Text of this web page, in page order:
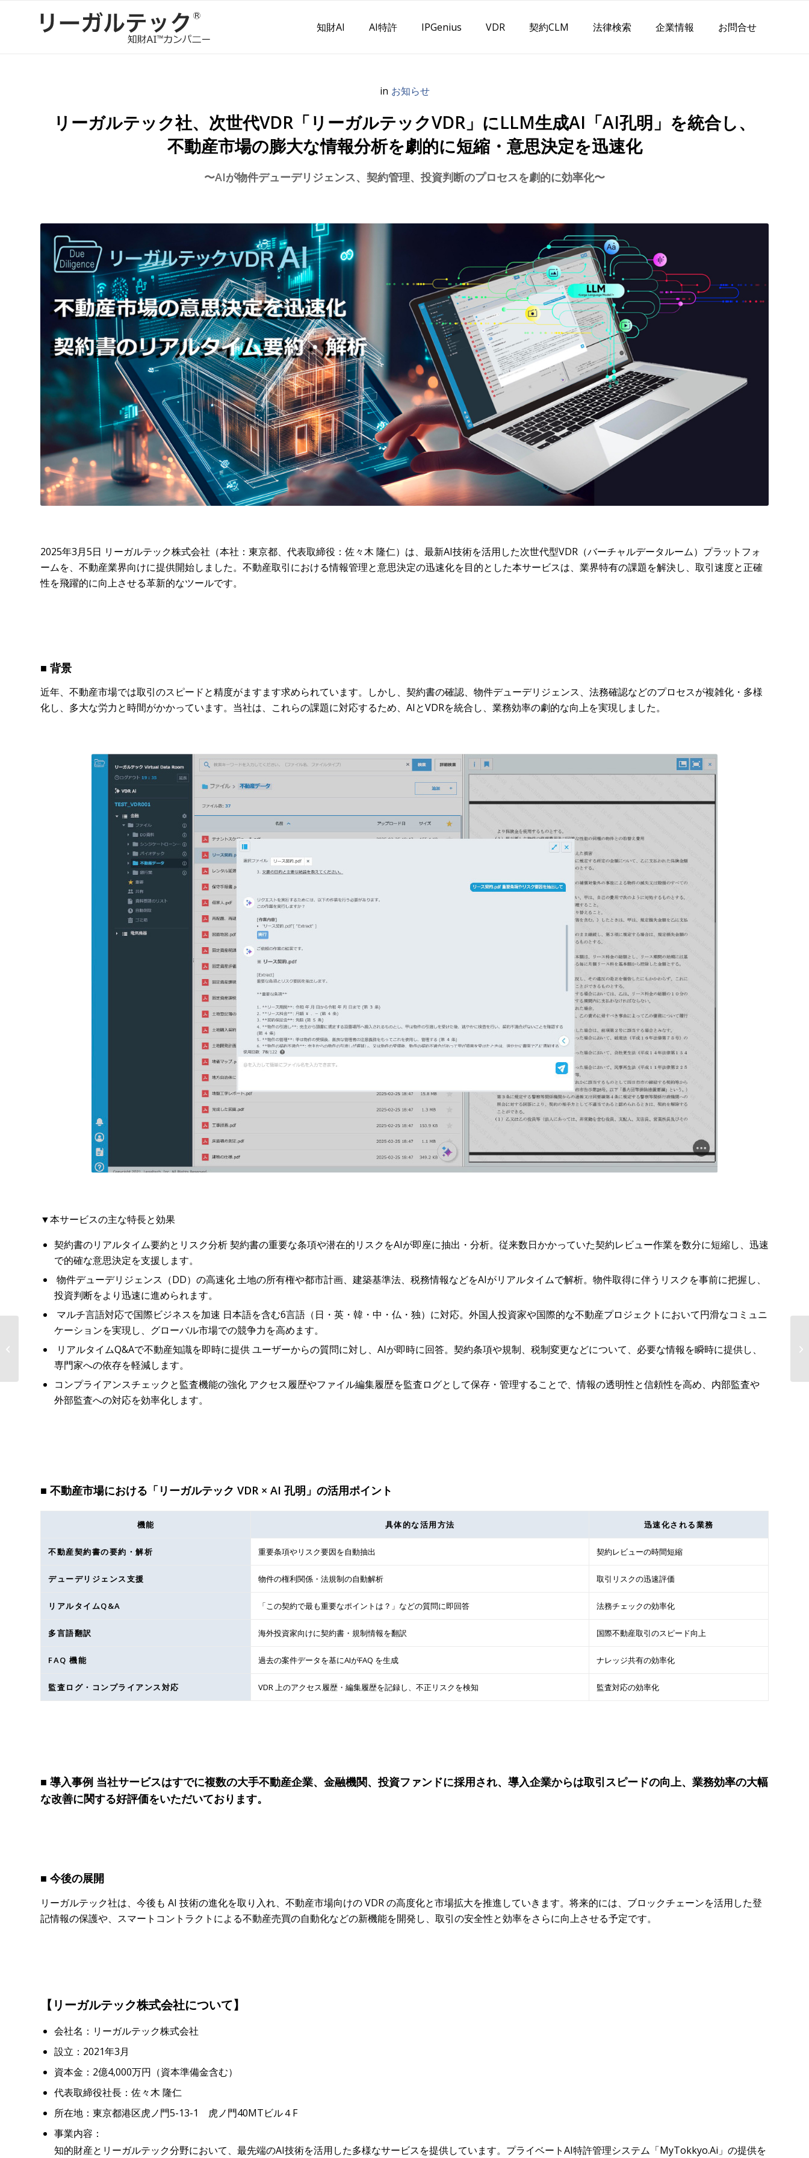
知財AI AI特許 IPGenius VDR 契約CLM 法律検索 企業情報 お問合せ
in お知らせ
リーガルテック社、次世代VDR「リーガルテックVDR」にLLM生成AI「AI孔明」を統合し、
不動産市場の膨大な情報分析を劇的に短縮・意思決定を迅速化
〜AIが物件デューデリジェンス、契約管理、投資判断のプロセスを劇的に効率化〜
2025年3月5日 リーガルテック株式会社（本社：東京都、代表取締役：佐々木 隆仁）は、最新AI技術を活用した次世代型VDR（バーチャルデータルーム）プラットフォ
ームを、不動産業界向けに提供開始しました。不動産取引における情報管理と意思決定の迅速化を目的とした本サービスは、業界特有の課題を解決し、取引速度と正確
性を飛躍的に向上させる革新的なツールです。
■ 背景
近年、不動産市場では取引のスピードと精度がますます求められています。しかし、契約書の確認、物件デューデリジェンス、法務確認などのプロセスが複雑化・多様
化し、多大な労力と時間がかかっています。当社は、これらの課題に対応するため、AIとVDRを統合し、業務効率の劇的な向上を実現しました。
▼本サービスの主な特長と効果
契約書のリアルタイム要約とリスク分析 契約書の重要な条項や潜在的リスクをAIが即座に抽出・分析。従来数日かかっていた契約レビュー作業を数分に短縮し、迅速
で的確な意思決定を支援します。
物件デューデリジェンス（DD）の高速化 土地の所有権や都市計画、建築基準法、税務情報などをAIがリアルタイムで解析。物件取得に伴うリスクを事前に把握し、
投資判断をより迅速に進められます。
マルチ言語対応で国際ビジネスを加速 日本語を含む6言語（日・英・韓・中・仏・独）に対応。外国人投資家や国際的な不動産プロジェクトにおいて円滑なコミュニ
ケーションを実現し、グローバル市場での競争力を高めます。
リアルタイムQ&Aで不動産知識を即時に提供 ユーザーからの質問に対し、AIが即時に回答。契約条項や規制、税制変更などについて、必要な情報を瞬時に提供し、
専門家への依存を軽減します。
コンプライアンスチェックと監査機能の強化 アクセス履歴やファイル編集履歴を監査ログとして保存・管理することで、情報の透明性と信頼性を高め、内部監査や
外部監査への対応を効率化します。
■ 不動産市場における「リーガルテック VDR × AI 孔明」の活用ポイント
機能 具体的な活用方法 迅速化される業務
不動産契約書の要約・解析 重要条項やリスク要因を自動抽出 契約レビューの時間短縮
デューデリジェンス支援 物件の権利関係・法規制の自動解析 取引リスクの迅速評価
リアルタイムQ&A 「この契約で最も重要なポイントは？」などの質問に即回答 法務チェックの効率化
多言語翻訳 海外投資家向けに契約書・規制情報を翻訳 国際不動産取引のスピード向上
FAQ 機能 過去の案件データを基にAIがFAQ を生成 ナレッジ共有の効率化
監査ログ・コンプライアンス対応 VDR 上のアクセス履歴・編集履歴を記録し、不正リスクを検知 監査対応の効率化
■ 導入事例 当社サービスはすでに複数の大手不動産企業、金融機関、投資ファンドに採用され、導入企業からは取引スピードの向上、業務効率の大幅
な改善に関する好評価をいただいております。
■ 今後の展開
リーガルテック社は、今後も AI 技術の進化を取り入れ、不動産市場向けの VDR の高度化と市場拡大を推進していきます。将来的には、ブロックチェーンを活用した登
記情報の保護や、スマートコントラクトによる不動産売買の自動化などの新機能を開発し、取引の安全性と効率をさらに向上させる予定です。
【リーガルテック株式会社について】
会社名：リーガルテック株式会社
設立：2021年3月
資本金：2億4,000万円（資本準備金含む）
代表取締役社長：佐々木 隆仁
所在地：東京都港区虎ノ門5-13-1 虎ノ門40MTビル４F
事業内容：
知的財産とリーガルテック分野において、最先端のAI技術を活用した多様なサービスを提供しています。プライベートAI特許管理システム「MyTokkyo.Ai」の提供を
入！研究データと特...